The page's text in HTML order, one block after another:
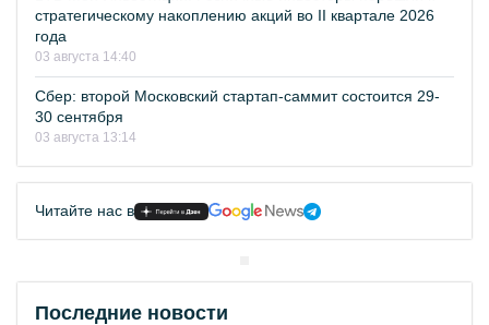
стратегическому накоплению акций во II квартале 2026
года
03 августа 14:40
Сбер: второй Московский стартап-саммит состоится 29-
30 сентября
03 августа 13:14
Читайте нас в
Последние новости